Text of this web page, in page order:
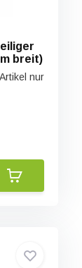
breit)
nur